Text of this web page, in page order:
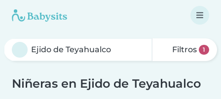
Filtros 1
Niñeras en Ejido de Teyahualco